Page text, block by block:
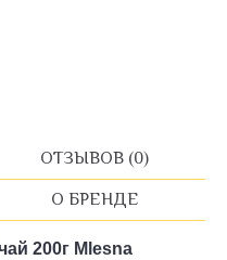
ОТЗЫВОВ (0)
О БРЕНДЕ
200г Mlesna